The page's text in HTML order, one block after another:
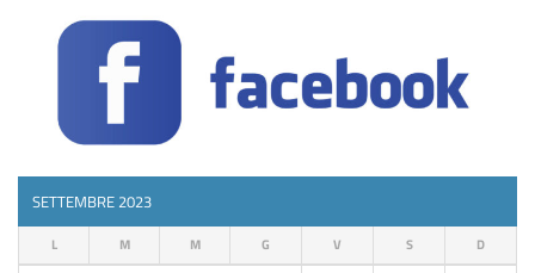
SETTEMBRE 2023
L M M G V S D